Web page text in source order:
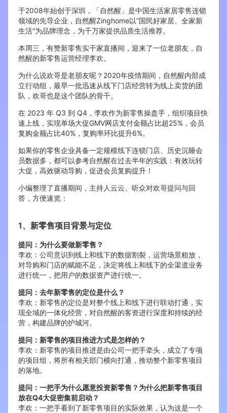
有赞商盟
商家社区 社群交流
合作共进
入驻有赞 认证代理商
认证服务商 设计服务商
有赞云 数据通服务
于2008年始创于深圳，「自然醒」是中国生活家居零售连锁
领域的先导企业，自然醒Zinghome以“国民好家居、全家新
生活”为品牌理念，为千万家提供品质生活推荐。
本周三，有赞新零售实干家直播间，迎来了一位老朋友，自
然醒的新零售运营经理李欢。
为什么说欢哥是老朋友呢？2020年疫情期间，自然醒内部成
立行动组，最早一批迅速从线下门店经营转为线上卖货的团
队，欢哥也是这个团队的骨干。
在 2023 年 Q3 到 Q4，李欢作为新零售操盘手，组织项目快
速上线，实现单场大促GMV网店支付金额占比超25%，会员
复购金额占比40%，复购率环比提升6%。
如果你的零售企业具备一定规模线下连锁门店、历史沉睡会
员数据多，都可以参考自然醒在过去半年的实践：有效玩转
大促，高效驱动导购，促进会员复购提升！
小编整理了直播期间，主持人云云、听众对欢哥提问与回
答，方便速览：
1、新零售项目背景与定位
提问：为什么要做新零售？
李欢：公司意识到线上和线下的数据割裂，运营场景粗放，
对导购和门店的赋能不足，决定将线上和线下的全渠道业务
进行统一，把用户的数据资产进行统一。
提问：去年新零售的定位是什么？
李欢：新零售的定位是对整个线上和线下进行联动打通，实
现全域的一体化经营，对自然醒的客资进行深度和持续的经
营，构建品牌的护城河。
提问：新零售的项目推进方式是怎样的？
李欢：新零售的项目推进是由公司一把手牵头，成立了专项
的项目组，将所有相关部门横向打通，推动整个新零售项目
的落地。
提问：一把手为什么愿意投资新零售？为什么把新零售项目
放在Q4大促密集前启动？
李欢：一把手看到了新零售项目的实际效果，认为这是一个